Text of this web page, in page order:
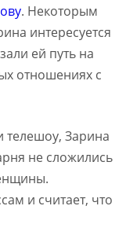
. Некоторым
интересуется
ей путь на
отношениях с
телешоу, Зарина
не сложились
и считает, что